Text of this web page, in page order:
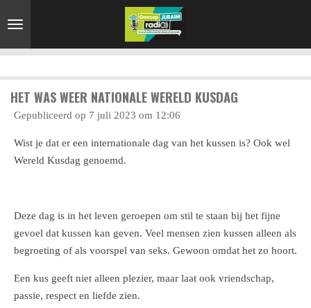
direct
naar
HET WAS WEER NATIONALE WERELD KUSDAG
Gepubliceerd op 7 juli 2023 om 12:06
Wist je dat er een internationale dag van het kussen is? Ook wel
Wereld Kusdag genoemd.
Deze dag is in het leven geroepen om stil te staan bij het fijne
gevoel dat kussen kan geven. Veel mensen zien kussen alleen als
begroeting of als voorspel van seks. Gewoon omdat het zo hoort.
Een kus geeft niet alleen plezier, maar laat ook vriendschap,
passie, respect en liefde zien.